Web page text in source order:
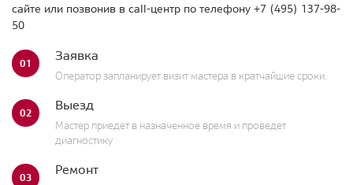
сайте или позвонив в call-центр по телефону +7 (495) 137-98-
50
01 Заявка
Оператор запланирует визит мастера в кратчайшие сроки.
02 Выезд
Мастер приедет в назначенное время и проведет
диагностику
03 Ремонт